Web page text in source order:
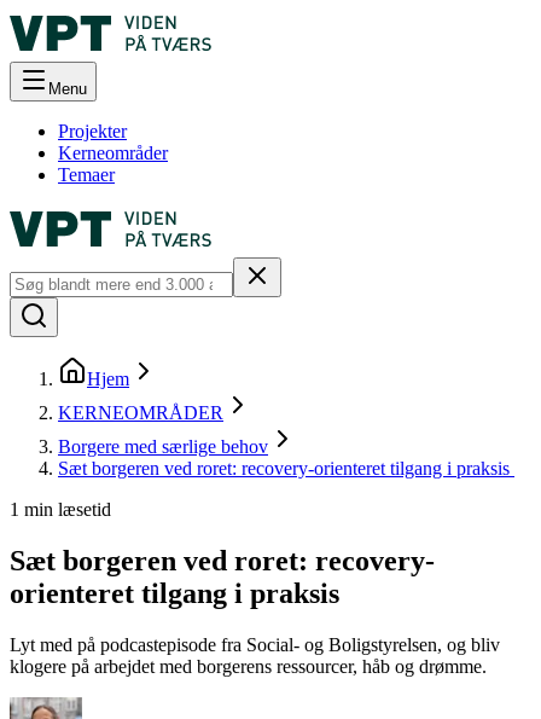
Menu
Projekter
Kerneområder
Temaer
Hjem
KERNEOMRÅDER
Borgere med særlige behov
Sæt borgeren ved roret: recovery-orienteret tilgang i praksis
1 min læsetid
Sæt borgeren ved roret: recovery-
orienteret tilgang i praksis
Lyt med på podcastepisode fra Social- og Boligstyrelsen, og bliv
klogere på arbejdet med borgerens ressourcer, håb og drømme.